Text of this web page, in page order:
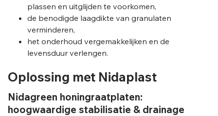
plassen en uitglijden te voorkomen,
de benodigde laagdikte van granulaten
verminderen,
het onderhoud vergemakkelijken en de
levensduur verlengen.
Oplossing met Nidaplast
Nidagreen honingraatplaten:
hoogwaardige stabilisatie & drainage